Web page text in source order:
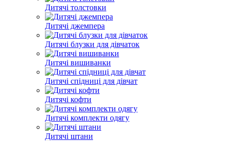
Дитячі толстовки
Дитячі джемпера
Дитячі блузки для дівчаток
Дитячі вишиванки
Дитячі спідниці для дівчат
Дитячі кофти
Дитячі комплекти одягу
Дитячі штани